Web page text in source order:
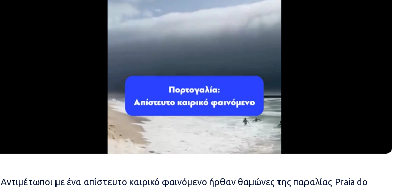
Αντιμέτωποι με ένα απίστευτο καιρικό φαινόμενο ήρθαν θαμώνες της παραλίας Praia do